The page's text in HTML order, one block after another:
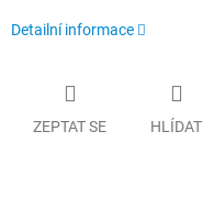
Detailní informace
ZEPTAT SE HLÍDAT